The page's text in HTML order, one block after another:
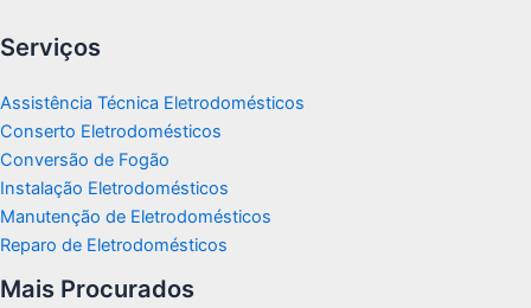
Serviços
Assistência Técnica Eletrodomésticos
Conserto Eletrodomésticos
Conversão de Fogão
Instalação Eletrodomésticos
Manutenção de Eletrodomésticos
Reparo de Eletrodomésticos
Mais Procurados